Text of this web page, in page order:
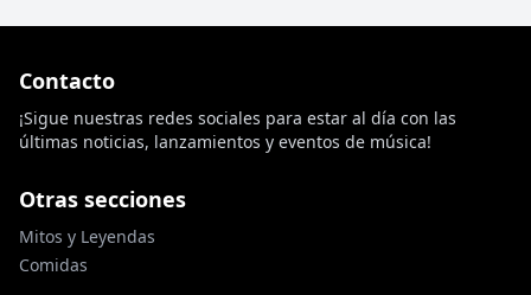
Contacto
¡Sigue nuestras redes sociales para estar al día con las
últimas noticias, lanzamientos y eventos de música!
Otras secciones
Mitos y Leyendas
Comidas